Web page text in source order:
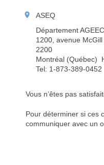
ASEQ
Département
1200, avenue
2200
Montréal (Québec)
Tel: 1-873-389-0452
Vous n’êtes pas
Pour déterminer si ces
communiquer avec un